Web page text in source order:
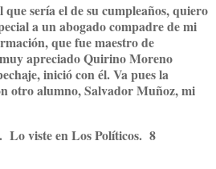
sería el de su cumpleaños, quiero
a un abogado compadre de mi
que fue maestro de
apreciado Quirino Moreno
inició con él. Va pues la
otro alumno, Salvador Muñoz, mi
Lo viste en Los Políticos. 8